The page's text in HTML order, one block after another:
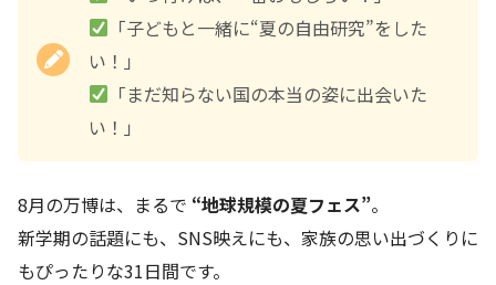
️「子どもと一緒に“夏の自由研究”をした
い！」
「まだ知らない国の本当の姿に出会いた
い！」
8月の万博は、まるで “地球規模の夏フェス”。
新学期の話題にも、SNS映えにも、家族の思い出づくりに
もぴったりな31日間です。